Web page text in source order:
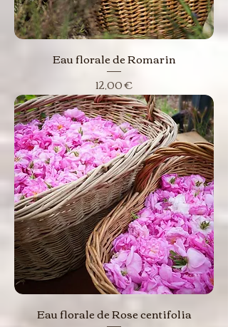
Eau florale de Romarin
Prix
12,00 €
Eau florale de Rose centifolia